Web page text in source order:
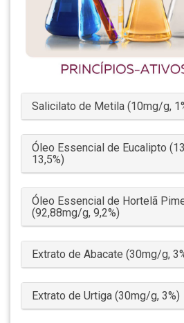
Salicilato de Metila (10mg/g,
Óleo Essencial de Eucalipto
13,5%)
Óleo Essencial de Hortelã
(92,88mg/g, 9,2%)
Extrato de Abacate (30mg/g,
Extrato de Urtiga (30mg/g, 3%)